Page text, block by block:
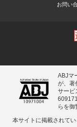
お問い
ABJマ
が、著
サービ
らを御
本サイトに掲載されて